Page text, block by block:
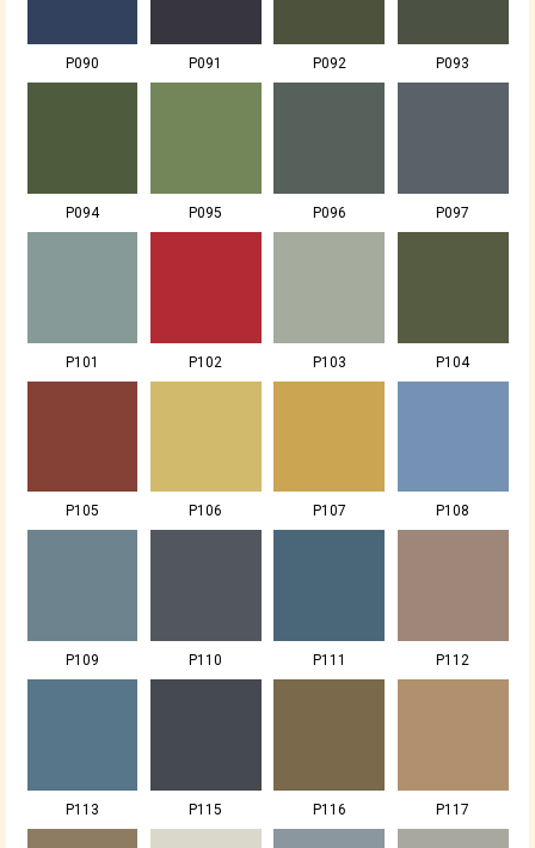
P090 P091 P092 P093
P094 P095 P096 P097
P101 P102 P103 P104
P105 P106 P107 P108
P109 P110 P111 P112
P113 P115 P116 P117